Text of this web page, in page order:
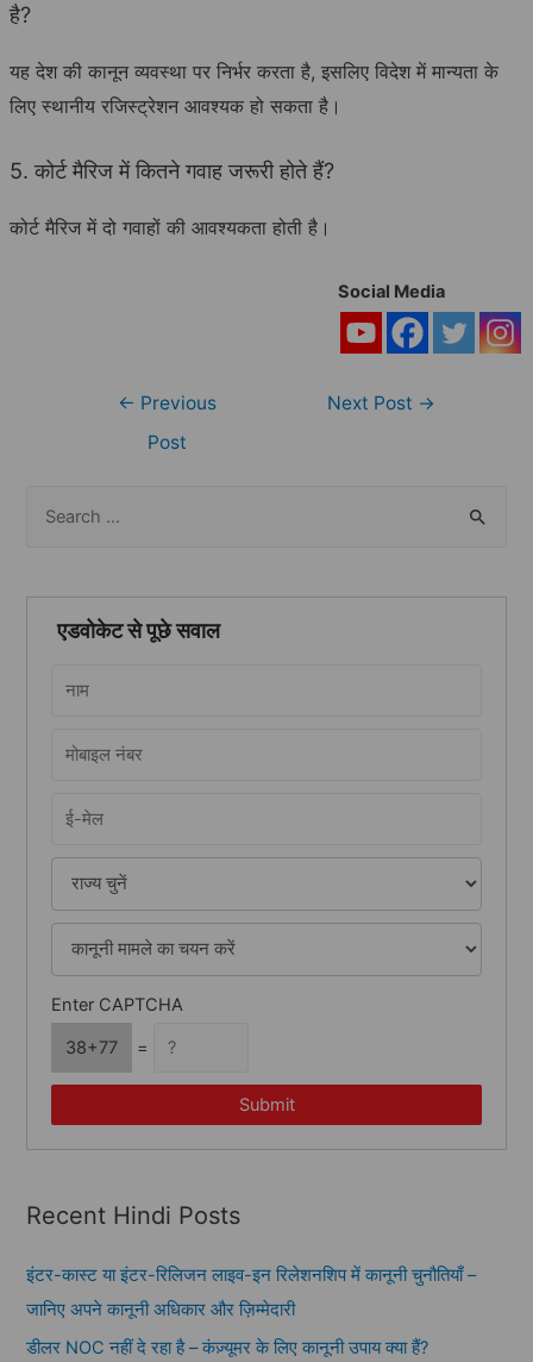
है?
यह देश की कानून व्यवस्था पर निर्भर करता है, इसलिए विदेश में मान्यता के
लिए स्थानीय रजिस्ट्रेशन आवश्यक हो सकता है।
5. कोर्ट मैरिज में कितने गवाह जरूरी होते हैं?
कोर्ट मैरिज में दो गवाहों की आवश्यकता होती है।
Social Media
Post
navigation
← Previous
Post
Next Post →
r
एडवोकेट से पूछे सवाल
Enter CAPTCHA
38+77
=
Submit
Recent Hindi Posts
इंटर-कास्ट या इंटर-रिलिजन लाइव-इन रिलेशनशिप में कानूनी चुनौतियाँ –
जानिए अपने कानूनी अधिकार और ज़िम्मेदारी
डीलर NOC नहीं दे रहा है – कंज़्यूमर के लिए कानूनी उपाय क्या हैं?